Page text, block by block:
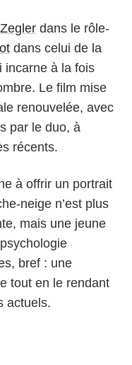
dans le rôle-
dans celui de la
incarne à la fois
Le film mise
renouvelée, avec
par le duo, à
récents.
à offrir un portrait
neige n’est plus
mais une jeune
bref : une
tout en le rendant
actuels.